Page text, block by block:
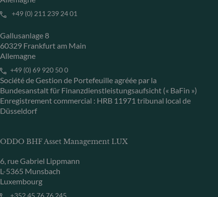
+49 (0) 211 239 24 01
Gallusanlage 8
60329 Frankfurt am Main
Allemagne
+49 (0) 69 920 50 0
Société de Gestion de Portefeuille agréée par la
Bundesanstalt für Finanzdienstleistungsaufsicht (« BaFin »)
Enregistrement commercial : HRB 11971 tribunal local de
Düsseldorf
ODDO BHF Asset Management LUX
6, rue Gabriel Lippmann
L-5365 Munsbach
Luxembourg